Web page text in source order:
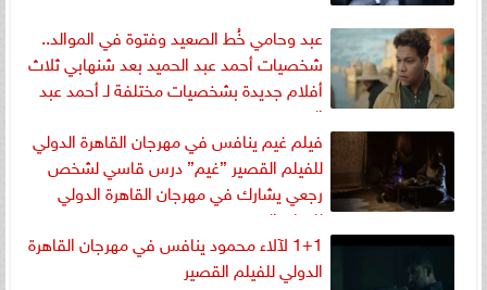
عبد وحامي خُط الصعيد وفتوة في الموالد..
شخصيات أحمد عبد الحميد بعد شنهابي ثلاث
أفلام جديدة بشخصيات مختلفة لـ أحمد عبد
الحميد
فيلم غيم ينافس في مهرجان القاهرة الدولي
للفيلم القصير ”غيم” درس قاسي لشخص
رجعي يشارك في مهرجان القاهرة الدولي
للفيلم القصير
1+1 لآلاء محمود ينافس في مهرجان القاهرة
الدولي للفيلم القصير